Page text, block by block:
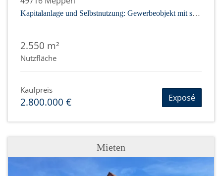
Kapitalanlage und Selbstnutzung: Gewerbeobjekt mit starkem Mietpartner und Räumlichkeiten zur Eigennutzung
2.550 m²
Nutzfläche
Kaufpreis
2.800.000 € Exposé
Mieten